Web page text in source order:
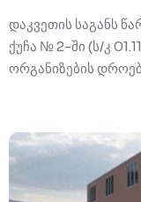
დაკვეთის საგანს
ქუჩა № 2-ში (ს/კ
ორგანიზების